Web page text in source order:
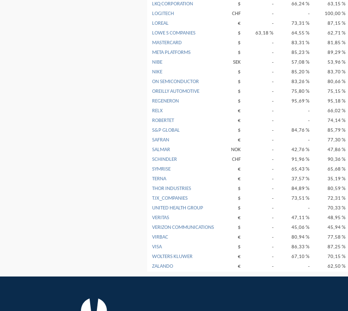
LKQ CORPORATION
$ - 66,24 % 63,15 %
LOGITECH
CHF - - 100,00 %
LOREAL
€ - 73,31 % 87,15 %
LOWE S COMPANIES
$ 63,18 % 64,55 % 62,71 %
MASTERCARD
$ - 83,31 % 81,85 %
META PLATFORMS
$ - 85,23 % 89,29 %
NIBE
SEK - 57,08 % 53,96 %
NIKE
$ - 85,20 % 83,70 %
ON SEMICONDUCTOR
$ - 83,26 % 80,66 %
OREILLY AUTOMOTIVE
$ - 75,80 % 75,15 %
REGENERON
$ - 95,69 % 95,18 %
RELX
€ - - 66,02 %
ROBERTET
€ - - 74,14 %
S&P GLOBAL
$ - 84,76 % 85,79 %
SAFRAN
€ - - 77,30 %
SALMAR
NOK - 42,76 % 47,86 %
SCHINDLER
CHF - 91,96 % 90,36 %
SYMRISE
€ - 65,43 % 65,68 %
TERNA
€ - 37,57 % 35,19 %
THOR INDUSTRIES
$ - 84,89 % 80,59 %
TJX_COMPANIES
$ - 73,51 % 72,31 %
UNITED HEALTH GROUP
$ - - 70,33 %
VERITAS
€ - 47,11 % 48,95 %
VERIZON COMMUNICATIONS
$ - 45,06 % 45,94 %
VIRBAC
€ - 80,94 % 77,58 %
VISA
$ - 86,33 % 87,25 %
WOLTERS KLUWER
€ - 67,10 % 70,15 %
ZALANDO
€ - - 62,50 %